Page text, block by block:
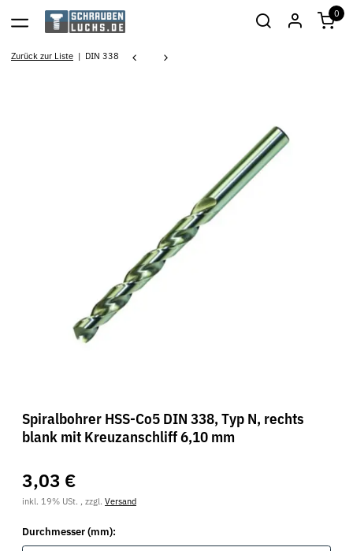
0
Zurück zur Liste DIN 338
Spiralbohrer HSS-Co5 DIN 338, Typ N, rechts
blank mit Kreuzanschliff 6,10 mm
3,03 €
inkl. 19% USt. , zzgl. Versand
Durchmesser (mm):